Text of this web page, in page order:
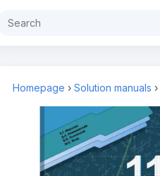
Homepage › Solution manuals ›